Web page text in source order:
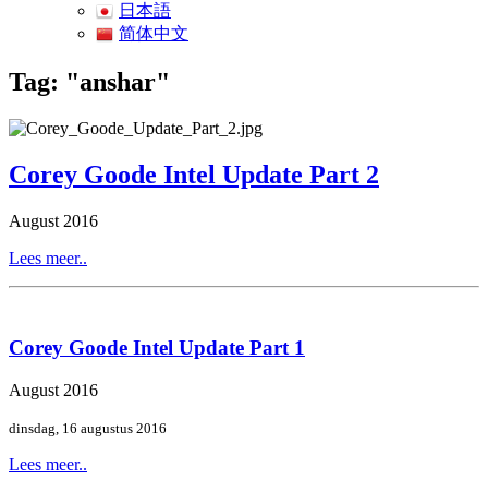
日本語
简体中文
Tag: "anshar"
Corey Goode Intel Update Part 2
August 2016
Lees meer..
Corey Goode Intel Update Part 1
August 2016
dinsdag, 16 augustus 2016
Lees meer..